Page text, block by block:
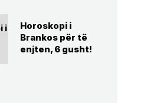
Horoskopi i
Brankos për të
enjten, 6 gusht!